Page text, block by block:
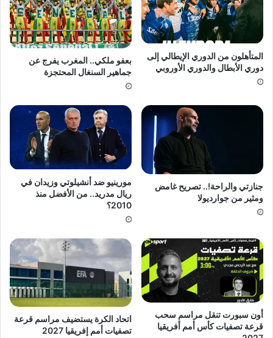
المتأهلون من الدوري الإيطالي إلى
دوري الأبطال والدوري الأوروبي
بعفو ملكي.. المغرب يفرج عن
جماهير السنغال المحتجزة
جنازتي والراحة!.. تصريح غامض
ومثير من جوارديولا
مورينيو ضد أنشيلوتي وزيدان في
ريال مدريد.. من الأفضل منذ
2010؟
أون سبورت تنقل مراسم سحب
قرعة تصفيات كأس أمم أفريقيا
اتحاد الكرة يستضيف مراسم قرعة
تصفيات أمم إفريقيا 2027